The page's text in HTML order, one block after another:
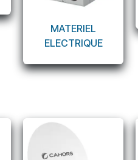
MATERIEL
ELECTRIQUE